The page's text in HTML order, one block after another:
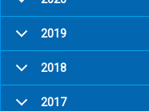
2019
2018
2017